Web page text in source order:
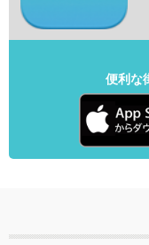
便利な